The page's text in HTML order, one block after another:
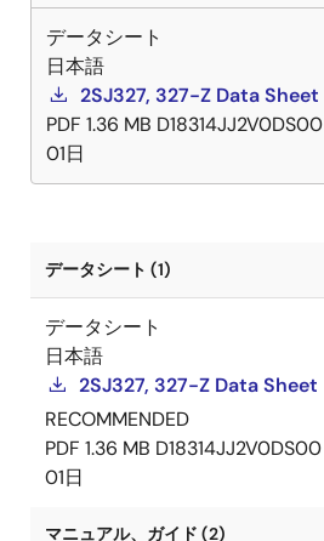
データシート
日本語
2SJ327, 327-Z Data Sheet
PDF 1.36 MB D18314JJ2V0DS00
01日
データシート (1)
データシート
日本語
2SJ327, 327-Z Data Sheet
RECOMMENDED
PDF 1.36 MB D18314JJ2V0DS00
01日
マニュアル、ガイド (2)